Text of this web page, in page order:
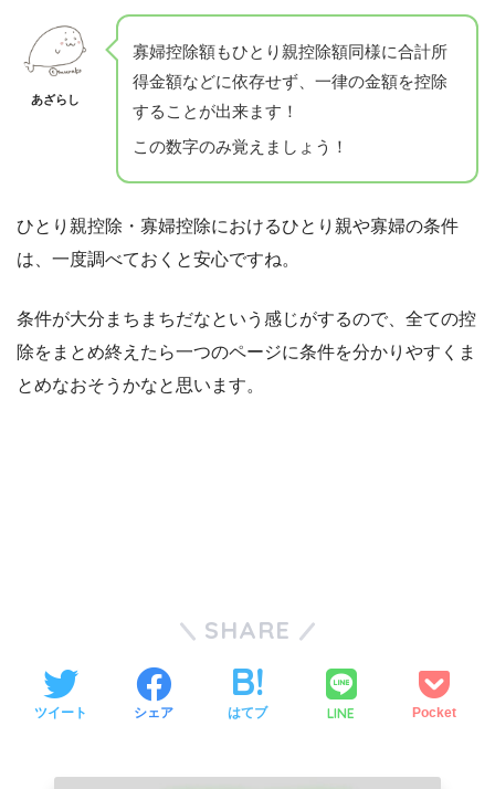
あざらし
寡婦控除額もひとり親控除額同様に合計所
得金額などに依存せず、一律の金額を控除
することが出来ます！
この数字のみ覚えましょう！
ひとり親控除・寡婦控除におけるひとり親や寡婦の条件
は、一度調べておくと安心ですね。
条件が大分まちまちだなという感じがするので、全ての控
除をまとめ終えたら一つのページに条件を分かりやすくま
とめなおそうかなと思います。
SHARE
ツイート シェア はてブ LINE Pocket